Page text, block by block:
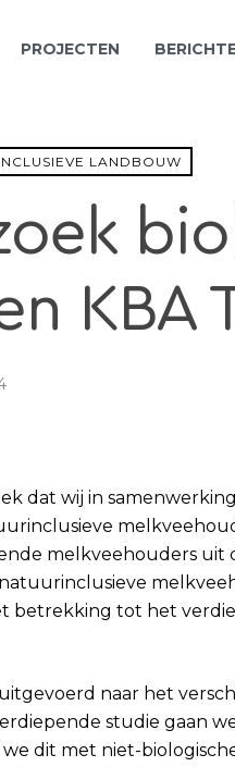
PROJECTEN
LANDBOUW
KBA
dat wij in
melkveehouders
betrekking tot het
naar het
studie gaan
dit met niet-